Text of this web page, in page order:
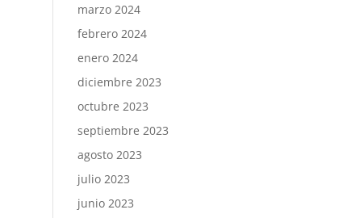
marzo 2024
febrero 2024
enero 2024
diciembre 2023
octubre 2023
septiembre 2023
agosto 2023
julio 2023
junio 2023